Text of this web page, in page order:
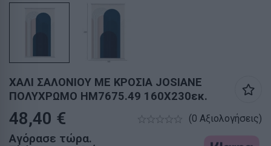
ΧΑΛΙ ΣΑΛΟΝΙΟΥ ΜΕ ΚΡΟΣΙΑ JOSIANE
ΠΟΛΥΧΡΩΜΟ HM7675.49 160X230εκ.
48,40 € (0 Αξιολογήσεις)
Αγόρασε τώρα.